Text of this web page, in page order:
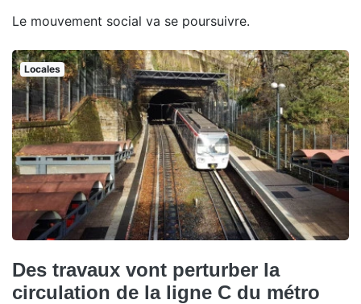
Le mouvement social va se poursuivre.
Locales
Des travaux vont perturber la
circulation de la ligne C du métro